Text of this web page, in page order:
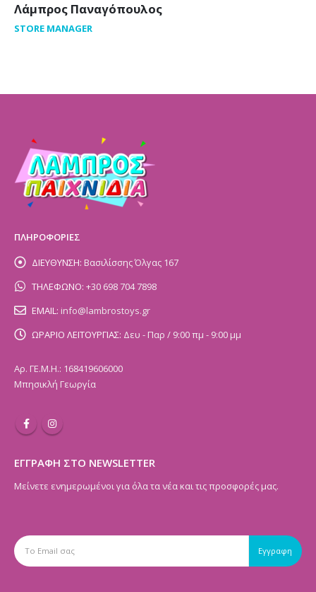
Λάμπρος Παναγόπουλος
STORE MANAGER
ΠΛΗΡΟΦΟΡΙΕΣ
ΔΙΕΥΘΥΝΣΗ: Βασιλίσσης Όλγας 167
ΤΗΛΕΦΩΝΟ: +30 698 704 7898
EMAIL: info@lambrostoys.gr
ΩΡΑΡΙΟ ΛΕΙΤΟΥΡΓΙΑΣ: Δευ - Παρ / 9:00 πμ - 9:00 μμ
Αρ. ΓΕ.Μ.Η.: 168419606000
Μπησικλή Γεωργία
ΕΓΓΡΑΦΗ ΣΤΟ NEWSLETTER
Μείνετε ενημερωμένοι για όλα τα νέα και τις προσφορές μας.